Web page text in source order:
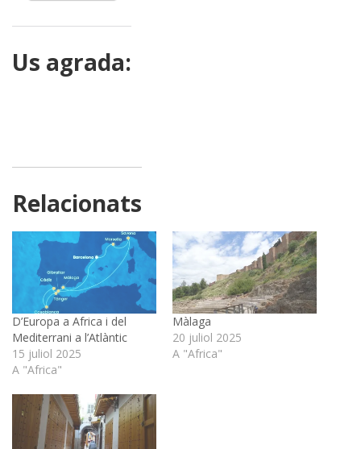
Us agrada:
Relacionats
D’Europa a Africa i del
Mediterrani a l’Atlàntic
15 juliol 2025
A "Africa"
Màlaga
20 juliol 2025
A "Africa"